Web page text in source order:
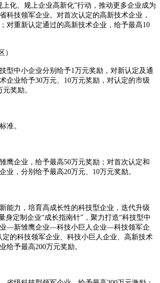
、规上企业高新化”行动，推动更多企业成为
科技领军企业。对首次认定的高新技术企业，
对重新认定通过的高新技术企业，给予最高10
中小企业分别给予1万元奖励，对新认定及通
企业给予30万元、10万元奖励，对认定的市级
奖励。
准。
企业，给予最高50万元奖励；对首次认定和
业，分别给予最高20万元、10万元奖励。
力，培育高成长性的科技型企业，迭代升级
身定制企业“成长指南针”，聚力打造“科技型中
—新雏鹰企业—科技小巨人企业—科技领军企
定的科技领军企业、科技小巨人企业、高新技术
给予最高200万元奖励。